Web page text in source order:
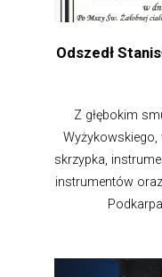
Odszedł
Z głębokim
skrzypka,
instrumentów